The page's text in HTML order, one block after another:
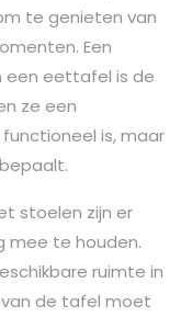
te genieten van
Een
een eettafel is de
ze een
is, maar
stoelen zijn er
mee te houden.
ruimte in
de tafel moet